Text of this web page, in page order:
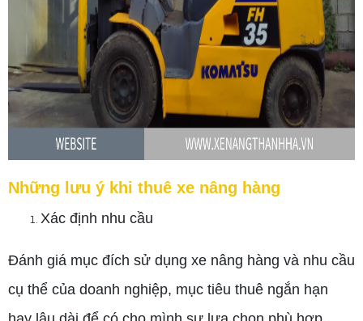
Những lưu ý khi thuê xe nâng hàng
Xác định nhu cầu
Đánh giá mục đích sử dụng xe nâng hàng và nhu cầu
cụ thể của doanh nghiệp, mục tiêu thuê ngắn hạn